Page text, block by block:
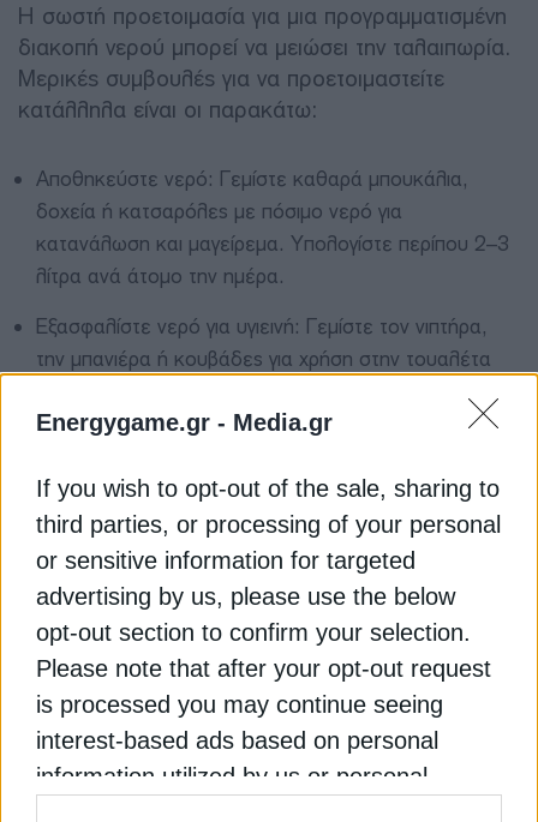
Energygame.gr - Media.gr
If you wish to opt-out of the sale, sharing to
third parties, or processing of your personal
or sensitive information for targeted
advertising by us, please use the below
opt-out section to confirm your selection.
Please note that after your opt-out request
is processed you may continue seeing
interest-based ads based on personal
information utilized by us or personal
Η σωστή προετοιμασία για μια προγραμματισμένη
διακοπή νερού μπορεί να μειώσει την ταλαιπωρία.
Μερικές συμβουλές για να προετοιμαστείτε
κατάλληλα είναι οι παρακάτω:
Αποθηκεύστε νερό: Γεμίστε καθαρά μπουκάλια,
δοχεία ή κατσαρόλες με πόσιμο νερό για
κατανάλωση και μαγείρεμα. Υπολογίστε περίπου 2–3
λίτρα ανά άτομο την ημέρα.
Εξασφαλίστε νερό για υγιεινή: Γεμίστε τον νιπτήρα,
την μπανιέρα ή κουβάδες για χρήση στην τουαλέτα
Φροντίστε για βασικές ανάγκες: Κάντε ντους, πλύντε
πιάτα και ρούχα πριν ξεκινήσει η διακοπή.
Ελέγξτε συσκευές: Κλείστε πλυντήρια και πλυντήρια
πιάτων και αποφύγετε να τα χρησιμοποιήσετε λίγο
πριν τη διακοπή.
Προβλέψτε ειδικές ανάγκες: Αν υπάρχουν παιδιά,
ηλικιωμένοι ή άτομα με προβλήματα υγείας,
βεβαιωθείτε ότι υπάρχει επαρκές απόθεμα νερού.
Διαβάστε ακόμη